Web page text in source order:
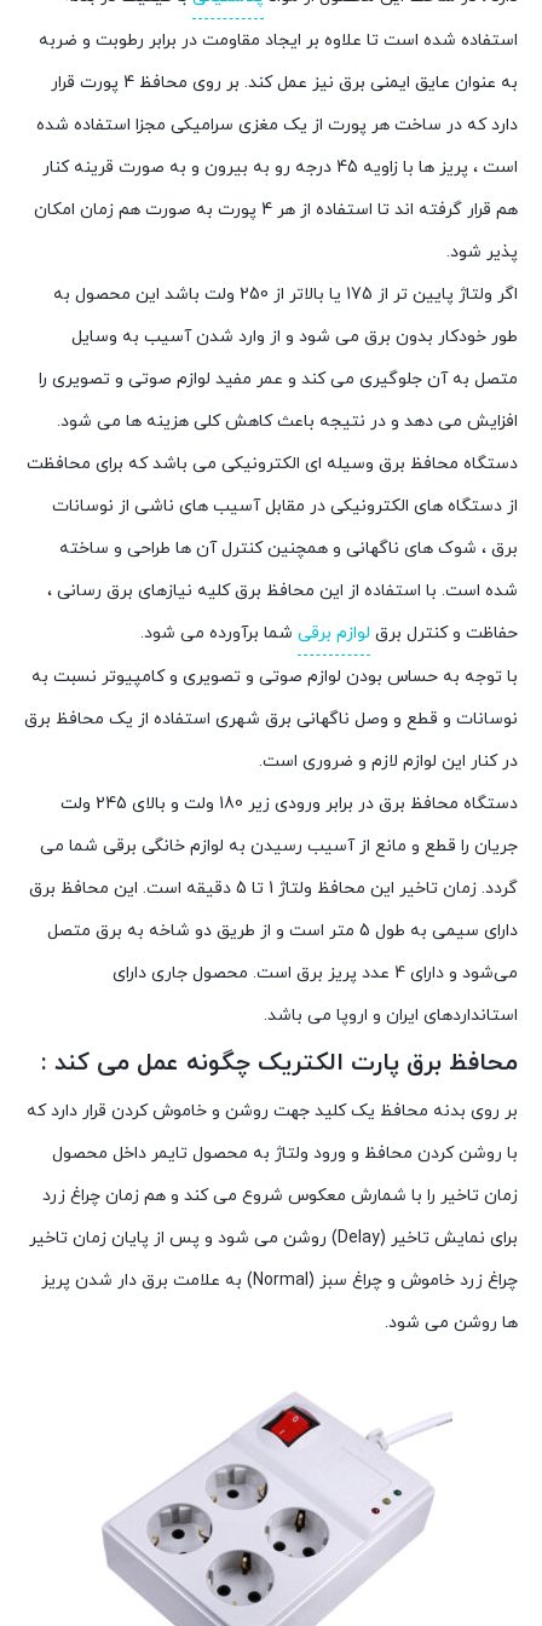
استفاده شده است تا علاوه بر ایجاد مقاومت در برابر رطوبت و ضربه
به عنوان عایق ایمنی برق نیز عمل کند. بر روی محافظ 4 پورت قرار
دارد که در ساخت هر پورت از یک مغزی سرامیکی مجزا استفاده شده
است ، پریز ها با زاویه 45 درجه رو به بیرون و به صورت قرینه کنار
هم قرار گرفته‌ اند تا استفاده از هر 4 پورت به صورت هم زمان امکان
پذیر شود.
اگر ولتاژ پایین‌ تر از 175 یا بالاتر از 250 ولت باشد این محصول به
طور خودکار بدون برق می شود و از وارد شدن آسیب به وسایل
متصل به آن جلوگیری می کند و عمر مفید لوازم صوتی و تصویری را
افزایش می دهد و در نتیجه باعث کاهش کلی هزینه‌ ها می شود.
دستگاه محافظ برق وسیله‌ ای الکترونیکی می باشد که برای محافظت
از دستگاه‌ های الکترونیکی در مقابل آسیب‌ های ناشی از نوسانات
برق ، شوک‌ های ناگهانی و همچنین کنترل آن‌ ها طراحی و ساخته
شده است. با استفاده از این محافظ برق کلیه نیاز‌های برق رسانی ،
حفاظت و کنترل برق لوازم برقی شما برآورده می شود.
با توجه به حساس بودن لوازم صوتی و تصویری و کامپیوتر نسبت به
نوسانات و قطع و وصل ناگهانی برق شهری استفاده از یک محافظ برق
در کنار این لوازم لازم و ضروری است.
دستگاه محافظ برق در برابر ورودی زیر 180 ولت و بالای 245 ولت
جریان را قطع و مانع از آسیب رسیدن به لوازم خانگی برقی شما می
گردد. زمان تاخیر این محافظ ولتاژ 1 تا 5 دقیقه است. این محافظ برق
دارای سیمی به طول 5 متر است و از طریق دو شاخه به برق متصل
می‌شود و دارای 4 عدد پریز برق است. محصول جاری دارای
استانداردهای ایران و اروپا می باشد.
محافظ برق پارت الکتریک چگونه عمل می کند :
بر روی بدنه محافظ یک کلید جهت روشن و خاموش کردن قرار دارد که
با روشن کردن محافظ و ورود ولتاژ به محصول تایمر داخل محصول
زمان تاخیر را با شمارش معکوس شروع می کند و هم زمان چراغ زرد
برای نمایش تاخیر (Delay) روشن می شود و پس از پایان زمان تاخیر
چراغ زرد خاموش و چراغ سبز (Normal) به علامت برق‌ دار شدن پریز
ها روشن می شود.